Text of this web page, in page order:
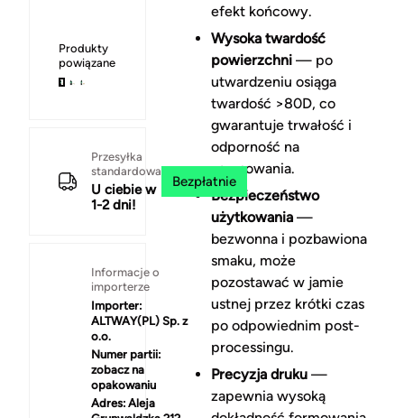
Produkty
powiązane
Przesyłka
standardowa
U ciebie w
1-2 dni!
Bezpłatnie
Informacje o
importerze
Importer:
ALTWAY(PL) Sp. z
o.o.
Numer partii:
zobacz na
opakowaniu
Adres: Aleja
efekt końcowy.
Wysoka twardość
powierzchni— po
utwardzeniu osiąga
twardość >80D, co
gwarantuje trwałość i
odporność na
zarysowania.
Bezpieczeństwo
użytkowania—
bezwonna i pozbawiona
smaku, może
pozostawać w jamie
ustnej przez krótki czas
po odpowiednim post-
processingu.
Precyzja druku—
zapewnia wysoką